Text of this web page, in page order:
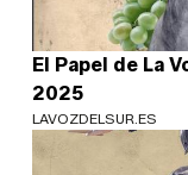
El Papel de La
2025
LAVOZDELSUR.ES